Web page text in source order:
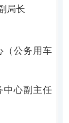
局长
（公务用车
中心副主任